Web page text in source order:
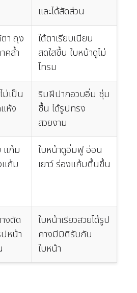
และได้สัดส่วน
า ถุง
คล้ำ
ใต้ตาเรียบเนียน
สดใสขึ้น ใบหน้าดูไม่
โทรม
ม่เป็น
ห้ง
ริมฝีปากอวบอิ่ม ชุ่ม
ชื้น ได้รูปทรง
สวยงาม
แก้ม
ก้ม
ใบหน้าดูอิ่มฟู อ่อน
เยาว์ ร่องแก้มตื้นขึ้น
งตัด
หน้า
ใบหน้าเรียวสวยได้รูป
คางมีมิติรับกับ
ใบหน้า